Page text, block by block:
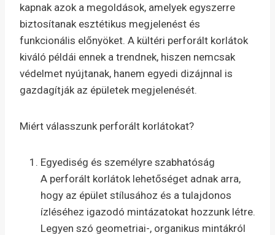
kapnak azok a megoldások, amelyek egyszerre
biztosítanak esztétikus megjelenést és
funkcionális előnyöket. A kültéri perforált korlátok
kiváló példái ennek a trendnek, hiszen nemcsak
védelmet nyújtanak, hanem egyedi dizájnnal is
gazdagítják az épületek megjelenését.​
Miért válasszunk perforált korlátokat?
Egyediség és személyre szabhatóság
A perforált korlátok lehetőséget adnak arra,
hogy az épület stílusához és a tulajdonos
ízléséhez igazodó mintázatokat hozzunk létre.
Legyen szó geometriai-, organikus mintákról